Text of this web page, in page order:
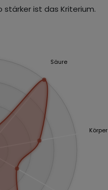
ist das Kriterium.
Säure
Körper